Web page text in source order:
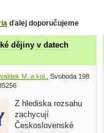
ďalej doporučujeme
dějiny v datech
M. a kol.
, Svoboda 1986
Z hlediska rozsahu
zachycují
Československé